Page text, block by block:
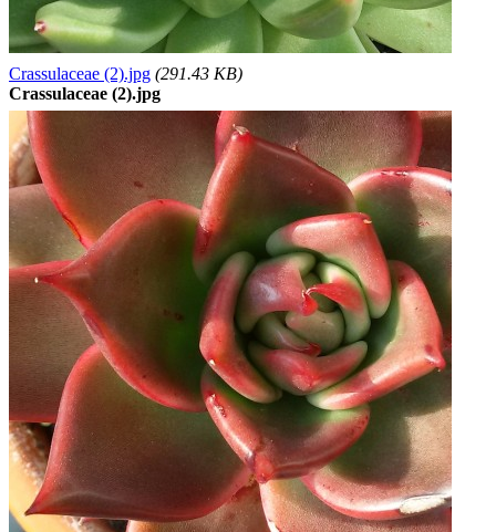
Crassulaceae (2).jpg (291.43 KB)
Crassulaceae (2).jpg